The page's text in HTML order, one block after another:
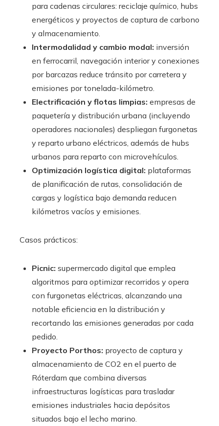
para cadenas circulares: reciclaje químico, hubs
energéticos y proyectos de captura de carbono
y almacenamiento.
Intermodalidad y cambio modal: inversión
en ferrocarril, navegación interior y conexiones
por barcazas reduce tránsito por carretera y
emisiones por tonelada-kilómetro.
Electrificación y flotas limpias: empresas de
paquetería y distribución urbana (incluyendo
operadores nacionales) despliegan furgonetas
y reparto urbano eléctricos, además de hubs
urbanos para reparto con microvehículos.
Optimización logística digital: plataformas
de planificación de rutas, consolidación de
cargas y logística bajo demanda reducen
kilómetros vacíos y emisiones.
Casos prácticos:
Picnic: supermercado digital que emplea
algoritmos para optimizar recorridos y opera
con furgonetas eléctricas, alcanzando una
notable eficiencia en la distribución y
recortando las emisiones generadas por cada
pedido.
Proyecto Porthos: proyecto de captura y
almacenamiento de CO2 en el puerto de
Róterdam que combina diversas
infraestructuras logísticas para trasladar
emisiones industriales hacia depósitos
situados bajo el lecho marino.